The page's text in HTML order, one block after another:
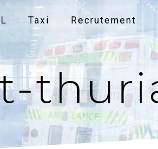
Taxi Recrutement